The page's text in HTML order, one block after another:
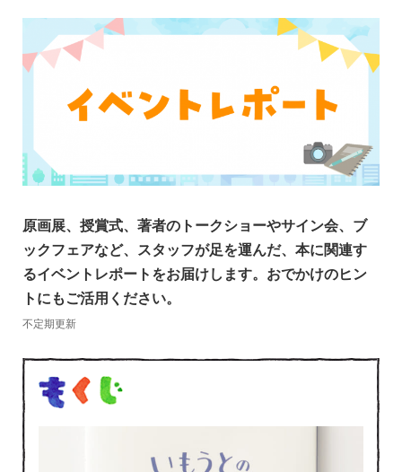
原画展、授賞式、著者のトークショーやサイン会、ブ
ックフェアなど、スタッフが足を運んだ、本に関連す
るイベントレポートをお届けします。おでかけのヒン
トにもご活用ください。
不定期更新